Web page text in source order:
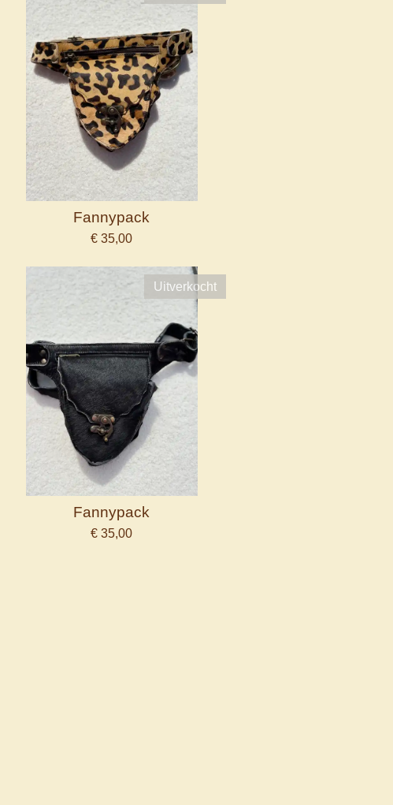
Fannypack
€ 35,00
Uitverkocht
Fannypack
€ 35,00